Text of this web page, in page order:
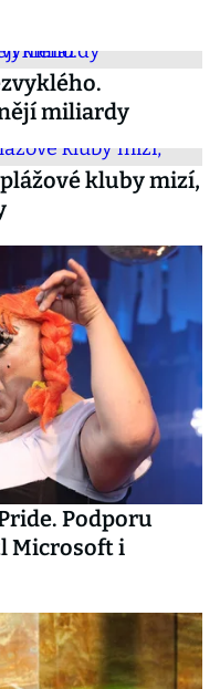
miliardy
kluby mizí,
Podporu
Microsoft i